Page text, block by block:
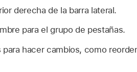
derecha de la barra lateral.
para el grupo de pestañas.
hacer cambios, como